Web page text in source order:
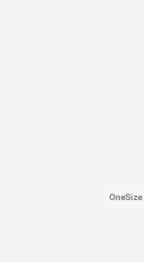
OneSize